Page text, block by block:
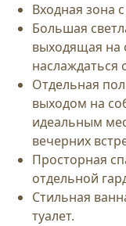
Входная зона
Большая
выходящая на
наслаждаться
Отдельная
выходом на
идеальным
вечерних
Просторная
отдельной
Стильная
туалет.